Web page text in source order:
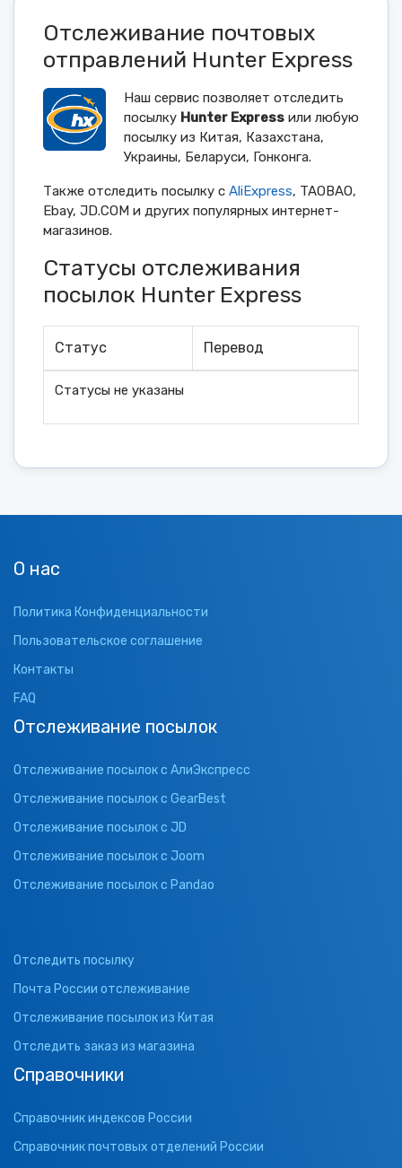
Отслеживание почтовых
отправлений Hunter Express
Наш сервис позволяет отследить
посылку Hunter Express или любую
посылку из Китая, Казахстана,
Украины, Беларуси, Гонконга.
Также отследить посылку с AliExpress, TAOBAO,
Ebay, JD.COM и других популярных интернет-
магазинов.
Статусы отслеживания
посылок Hunter Express
Статус Перевод
Статусы не указаны
О нас
Политика Конфиденциальности
Пользовательское соглашение
Контакты
FAQ
Отслеживание посылок
Отслеживание посылок с АлиЭкспресс
Отслеживание посылок с GearBest
Отслеживание посылок с JD
Отслеживание посылок с Joom
Отслеживание посылок с Pandao
Отследить посылку
Почта России отслеживание
Отслеживание посылок из Китая
Отследить заказ из магазина
Справочники
Справочник индексов России
Справочник почтовых отделений России